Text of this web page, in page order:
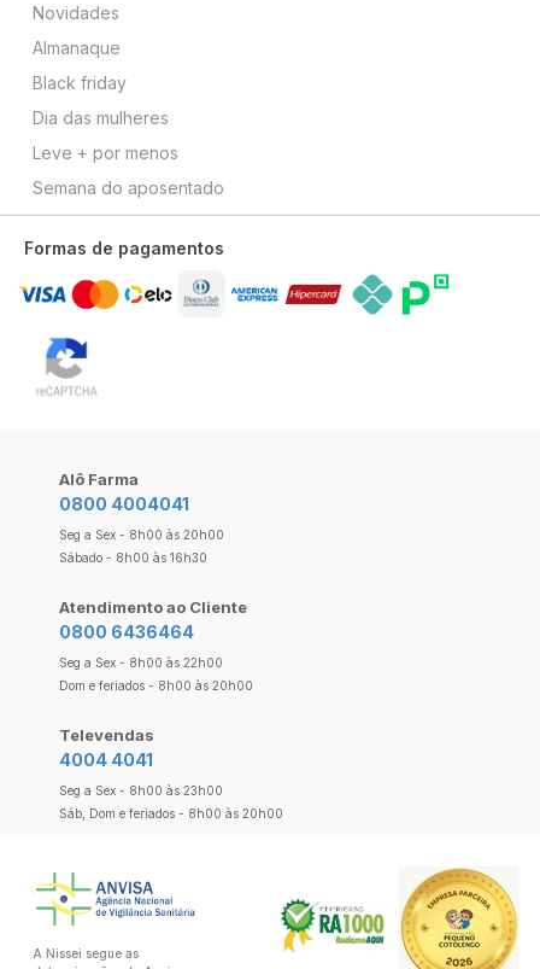
Novidades
Almanaque
Black friday
Dia das mulheres
Leve + por menos
Semana do aposentado
Formas de pagamentos
Alô Farma
0800 4004041
Seg a Sex - 8h00 às 20h00
Sábado - 8h00 às 16h30
Atendimento ao Cliente
0800 6436464
Seg a Sex - 8h00 às 22h00
Dom e feriados - 8h00 às 20h00
Televendas
4004 4041
Seg a Sex - 8h00 às 23h00
Sáb, Dom e feriados - 8h00 às 20h00
A Nissei segue as